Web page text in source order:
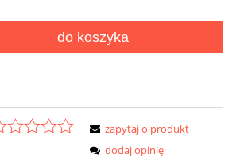
do koszyka
zapytaj o produkt
dodaj opinię